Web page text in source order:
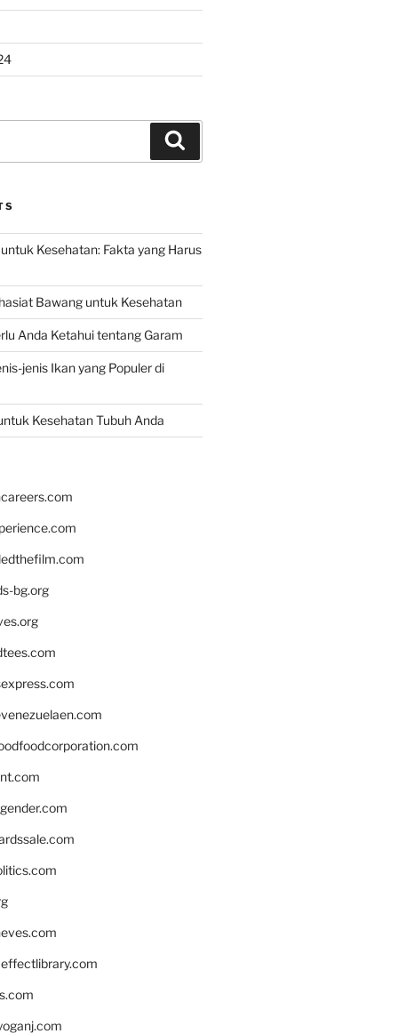
Kesehatan: Fakta yang Harus
Bawang untuk Kesehatan
Anda Ketahui tentang Garam
jenis Ikan yang Populer di
Kesehatan Tubuh Anda
bg.org